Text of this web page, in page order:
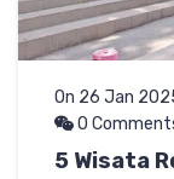
On 26 Jan
0
5 Wisata